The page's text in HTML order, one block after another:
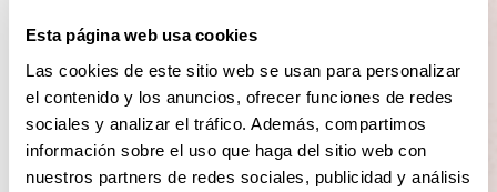
Esta página web usa cookies
Las cookies de este sitio web se usan para personalizar
el contenido y los anuncios, ofrecer funciones de redes
sociales y analizar el tráfico. Además, compartimos
información sobre el uso que haga del sitio web con
nuestros partners de redes sociales, publicidad y análisis